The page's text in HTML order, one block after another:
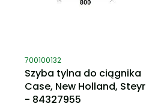
Kod produktu
700100132
Szyba tylna do ciągnika
Case, New Holland, Steyr
- 84327955